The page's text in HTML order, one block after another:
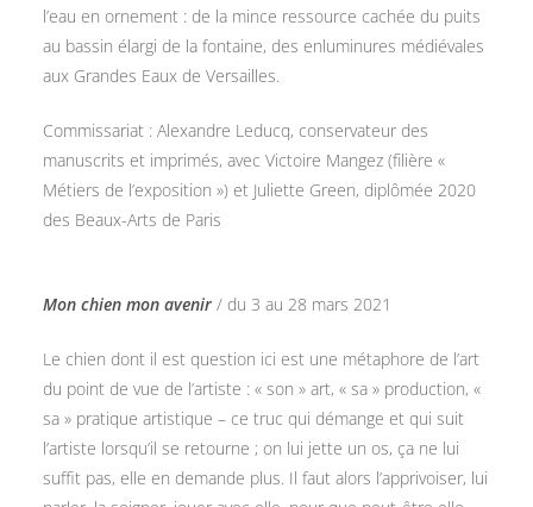
l’eau en ornement : de la mince ressource cachée du puits
au bassin élargi de la fontaine, des enluminures médiévales
aux Grandes Eaux de Versailles.
Commissariat : Alexandre Leducq, conservateur des
manuscrits et imprimés, avec Victoire Mangez (filière «
Métiers de l’exposition ») et Juliette Green, diplômée 2020
des Beaux-Arts de Paris
Mon chien mon avenir / du 3 au 28 mars 2021
Le chien dont il est question ici est une métaphore de l’art
du point de vue de l’artiste : « son » art, « sa » production, «
sa » pratique artistique – ce truc qui démange et qui suit
l’artiste lorsqu’il se retourne ; on lui jette un os, ça ne lui
suffit pas, elle en demande plus. Il faut alors l’apprivoiser, lui